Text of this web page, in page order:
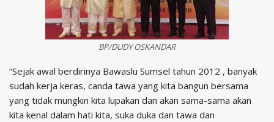
BP/DUDY OSKANDAR
“Sejak awal berdirinya Bawaslu Sumsel tahun 2012 , banyak
sudah kerja keras, canda tawa yang kita bangun bersama
yang tidak mungkin kita lupakan dan akan sama-sama akan
kita kenal dalam hati kita, suka duka dan tawa dan